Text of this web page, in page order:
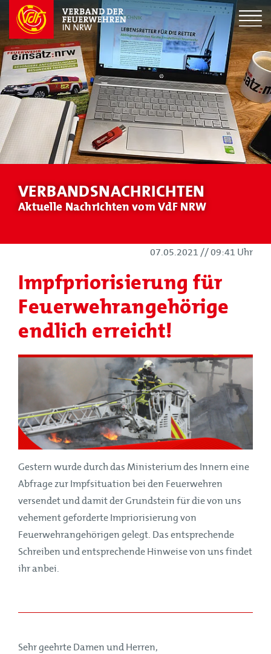
VERBANDSNACHRICHTEN
Aktuelle Nachrichten vom VdF NRW
07.05.2021 //09:41 Uhr
Impfpriorisierung für
Feuerwehrangehörige
endlich erreicht!
Gestern wurde durch das Ministerium des Innern eine
Abfrage zur Impfsituation bei den Feuerwehren
versendet und damit der Grundstein für die von uns
vehement geforderte Impriorisierung von
Feuerwehrangehörigen gelegt. Das entsprechende
Schreiben und entsprechende Hinweise von uns findet
ihr anbei.
Sehr geehrte Damen und Herren,